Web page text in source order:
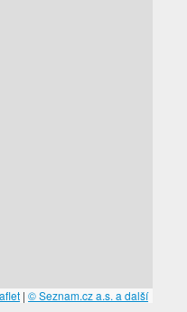
| © Seznam.cz a.s. a další